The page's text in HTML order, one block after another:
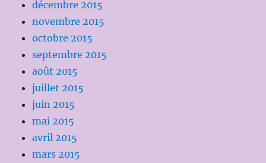
décembre 2015
novembre 2015
octobre 2015
septembre 2015
août 2015
juillet 2015
juin 2015
mai 2015
avril 2015
mars 2015